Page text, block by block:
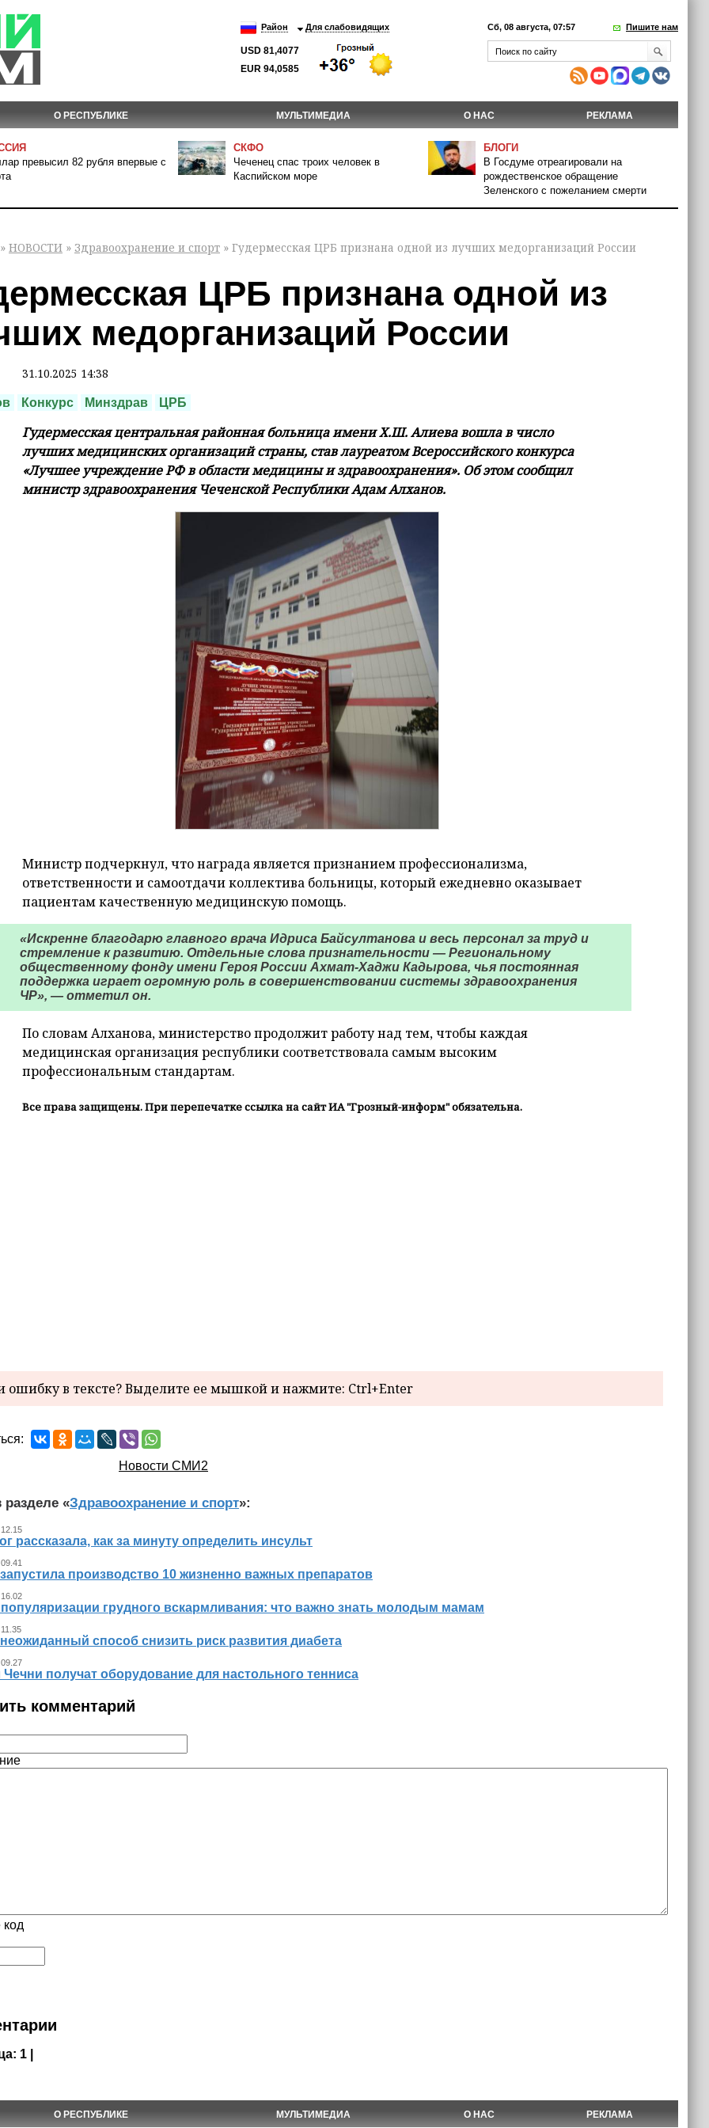
Район Для слабовидящих
USD 81,4077
EUR 94,0585
Сб, 08 августа, 07:57 Пишите нам
О РЕСПУБЛИКЕ МУЛЬТИМЕДИА О НАС РЕКЛАМА
превысил 82 рубля впервые с
СКФО
Чеченец спас троих человек в
Каспийском море
БЛОГИ
В Госдуме отреагировали на
рождественское обращение
Зеленского с пожеланием смерти
» НОВОСТИ » Здравоохранение и спорт » Гудермесская ЦРБ признана одной из лучших медорганизаций России
ЦРБ признана одной из
медорганизаций России
31.10.2025 14:38
Конкурс Минздрав ЦРБ
Гудермесская центральная районная больница имени Х.Ш. Алиева вошла в число
лучших медицинских организаций страны, став лауреатом Всероссийского конкурса
«Лучшее учреждение РФ в области медицины и здравоохранения». Об этом сообщил
министр здравоохранения Чеченской Республики Адам Алханов.
Министр подчеркнул, что награда является признанием профессионализма,
ответственности и самоотдачи коллектива больницы, который ежедневно оказывает
пациентам качественную медицинскую помощь.
«Искренне благодарю главного врача Идриса Байсултанова и весь персонал за труд и
стремление к развитию. Отдельные слова признательности — Региональному
общественному фонду имени Героя России Ахмат-Хаджи Кадырова, чья постоянная
поддержка играет огромную роль в совершенствовании системы здравоохранения
ЧР», — отметил он.
По словам Алханова, министерство продолжит работу над тем, чтобы каждая
медицинская организация республики соответствовала самым высоким
профессиональным стандартам.
Все права защищены. При перепечатке ссылка на сайт ИА "Грозный-информ" обязательна.
в тексте? Выделите ее мышкой и нажмите: Ctrl+Enter
Новости СМИ2
разделе «Здравоохранение и спорт»:
рассказала, как за минуту определить инсульт
производство 10 жизненно важных препаратов
грудного вскармливания: что важно знать молодым мамам
способ снизить риск развития диабета
Чечни получат оборудование для настольного тенниса
комментарий
код
1 |
О РЕСПУБЛИКЕ МУЛЬТИМЕДИА О НАС РЕКЛАМА